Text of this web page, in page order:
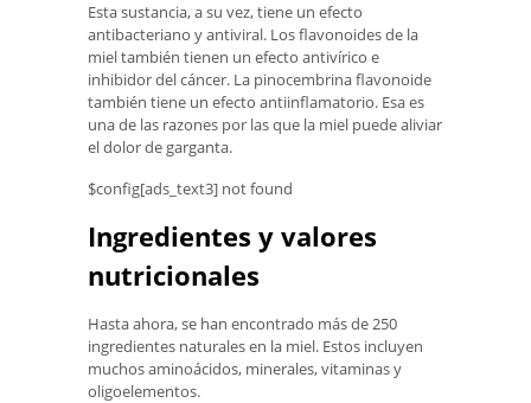
Esta sustancia, a su vez, tiene un efecto
antibacteriano y antiviral. Los flavonoides de la
miel también tienen un efecto antivírico e
inhibidor del cáncer. La pinocembrina flavonoide
también tiene un efecto antiinflamatorio. Esa es
una de las razones por las que la miel puede aliviar
el dolor de garganta.
$config[ads_text3] not found
Ingredientes y valores
nutricionales
Hasta ahora, se han encontrado más de 250
ingredientes naturales en la miel. Estos incluyen
muchos aminoácidos, minerales, vitaminas y
oligoelementos.